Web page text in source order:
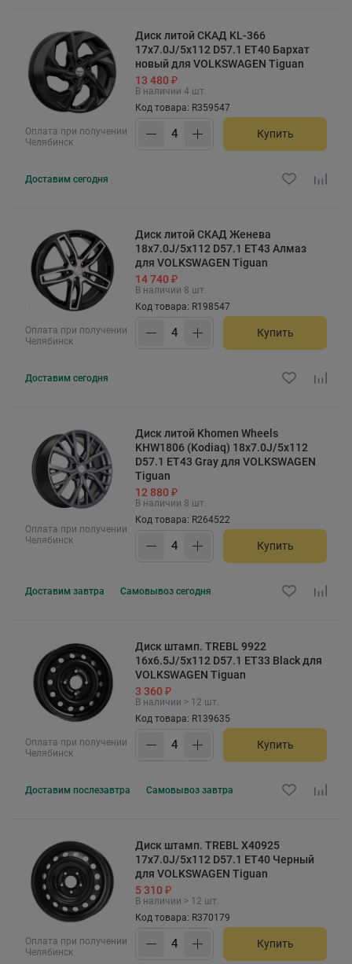
Оплата при получении
Челябинск
Диск литой СКАД KL-366
17x7.0J/5x112 D57.1 ET40 Бархат
новый для VOLKSWAGEN Tiguan
13 480 ₽
В наличии 4 шт.
Код товара: R359547
Купить
Доставим сегодня
Оплата при получении
Челябинск
Диск литой СКАД Женева
18x7.0J/5x112 D57.1 ET43 Алмаз
для VOLKSWAGEN Tiguan
14 740 ₽
В наличии 8 шт.
Код товара: R198547
Купить
Доставим сегодня
Оплата при получении
Челябинск
Диск литой Khomen Wheels
KHW1806 (Kodiaq) 18x7.0J/5x112
D57.1 ET43 Gray для VOLKSWAGEN
Tiguan
12 880 ₽
В наличии 8 шт.
Код товара: R264522
Купить
Доставим завтра Самовывоз сегодня
Оплата при получении
Челябинск
Диск штамп. TREBL 9922
16x6.5J/5x112 D57.1 ET33 Black для
VOLKSWAGEN Tiguan
3 360 ₽
В наличии > 12 шт.
Код товара: R139635
Купить
Доставим послезавтра Самовывоз завтра
Оплата при получении
Челябинск
Диск штамп. TREBL X40925
17x7.0J/5x112 D57.1 ET40 Черный
для VOLKSWAGEN Tiguan
5 310 ₽
В наличии > 12 шт.
Код товара: R370179
Купить